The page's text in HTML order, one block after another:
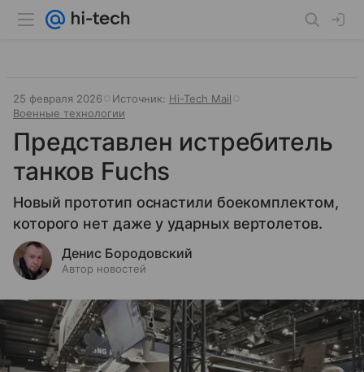
25 февраля 2026 Источник: Hi-Tech Mail
Военные технологии
Представлен истребитель
танков Fuchs
Новый прототип оснастили боекомплектом,
которого нет даже у ударных вертолетов.
Денис Бородовский
Автор новостей